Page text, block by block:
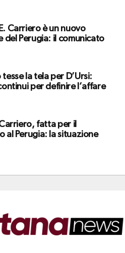
Carriero è un nuovo
del Perugia: il comunicato
tesse la tela per D’Ursi:
per definire l’affare
fatta per il
al Perugia: la situazione